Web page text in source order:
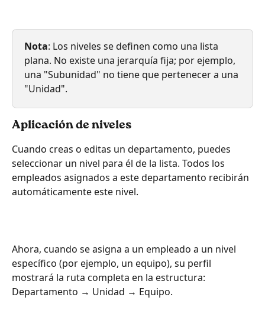
Nota: Los niveles se definen como una lista
plana. No existe una jerarquía fija; por ejemplo,
una "Subunidad" no tiene que pertenecer a una
"Unidad".
Aplicación de niveles
Cuando creas o editas un departamento, puedes
seleccionar un nivel para él de la lista. Todos los
empleados asignados a este departamento recibirán
automáticamente este nivel.
Ahora, cuando se asigna a un empleado a un nivel
específico (por ejemplo, un equipo), su perfil
mostrará la ruta completa en la estructura:
Departamento → Unidad → Equipo.